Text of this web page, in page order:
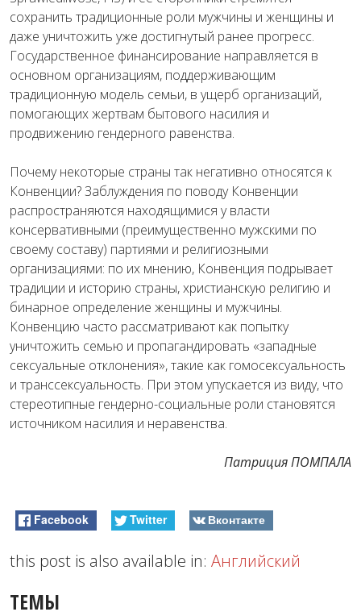
сохранить традиционные роли мужчины и женщины и
даже уничтожить уже достигнутый ранее прогресс.
Государственное финансирование направляется в
основном организациям, поддерживающим
традиционную модель семьи, в ущерб организаций,
помогающих жертвам бытового насилия и
продвижению гендерного равенства.
Почему некоторые страны так негативно относятся к
Конвенции? Заблуждения по поводу Конвенции
распространяются находящимися у власти
консервативными (преимущественно мужскими по
своему составу) партиями и религиозными
организациями: по их мнению, Конвенция подрывает
традиции и историю страны, христианскую религию и
бинарное определение женщины и мужчины.
Конвенцию часто рассматривают как попытку
уничтожить семью и пропагандировать «западные
сексуальные отклонения», такие как гомосексуальность
и транссексуальность. При этом упускается из виду, что
стереотипные гендерно-социальные роли становятся
источником насилия и неравенства.
Патриция ПОМПАЛА
Facebook Twitter Вконтакте
this post is also available in: Английский
ТЕМЫ